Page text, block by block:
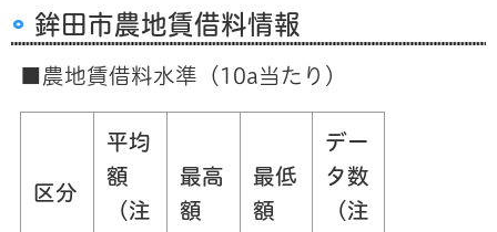
鉾田市農地賃借料情報
■農地賃借料水準（10a当たり）
区分
平均
額
（注
最高
額
最低
額
デー
タ数
（注